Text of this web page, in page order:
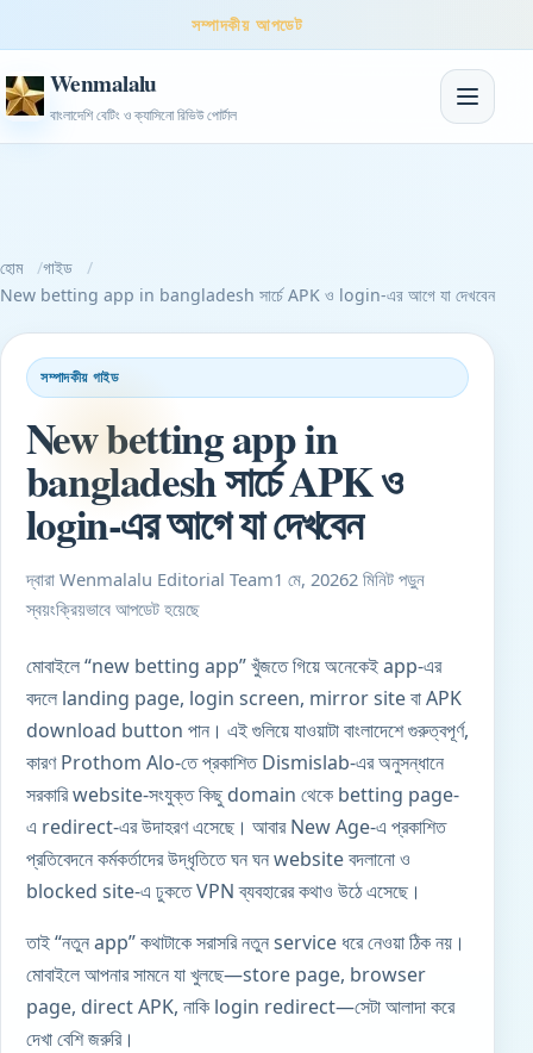
সম্পাদকীয় আপডেট
Wenmalalu
বাংলাদেশি বেটিং ও ক্যাসিনো রিভিউ পোর্টাল
নেভিগেশন
হোম
গাইড
New betting app in bangladesh সার্চে APK ও login-এর আগে যা দেখবেন
সম্পাদকীয় গাইড
New betting app in
bangladesh সার্চে APK ও
login-এর আগে যা দেখবেন
দ্বারা Wenmalalu Editorial Team1 মে, 20262 মিনিট পড়ুন
স্বয়ংক্রিয়ভাবে আপডেট হয়েছে
মোবাইলে “new betting app” খুঁজতে গিয়ে অনেকেই app-এর
বদলে landing page, login screen, mirror site বা APK
download button পান। এই গুলিয়ে যাওয়াটাবাংলাদেশে গুরুত্বপূর্ণ,
কারণ Prothom Alo-তে প্রকাশিত Dismislab-এর অনুসন্ধানে
সরকারি website-সংযুক্ত কিছু domain থেকে betting page-
এ redirect-এর উদাহরণ এসেছে। আবার New Age-এ প্রকাশিত
প্রতিবেদনে কর্মকর্তাদের উদ্ধৃতিতে ঘন ঘন website বদলানো ও
blocked site-এ ঢুকতে VPN ব্যবহারের কথাও উঠে এসেছে।
তাই “নতুন app” কথাটাকে সরাসরি নতুন service ধরে নেওয়া ঠিক নয়।
মোবাইলে আপনার সামনে যা খুলছে—store page, browser
page, direct APK, নাকি login redirect—সেটা আলাদা করে
দেখা বেশি জরুরি।